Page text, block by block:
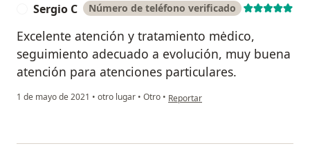
Sergio C Número de teléfono verificado
Excelente atención y tratamiento mėdico,
seguimiento adecuado a evolución, muy buena
atención para atenciones particulares.
1 de mayo de 2021 • otro lugar • Otro • en opinión del usuario Sergio C
Reportar